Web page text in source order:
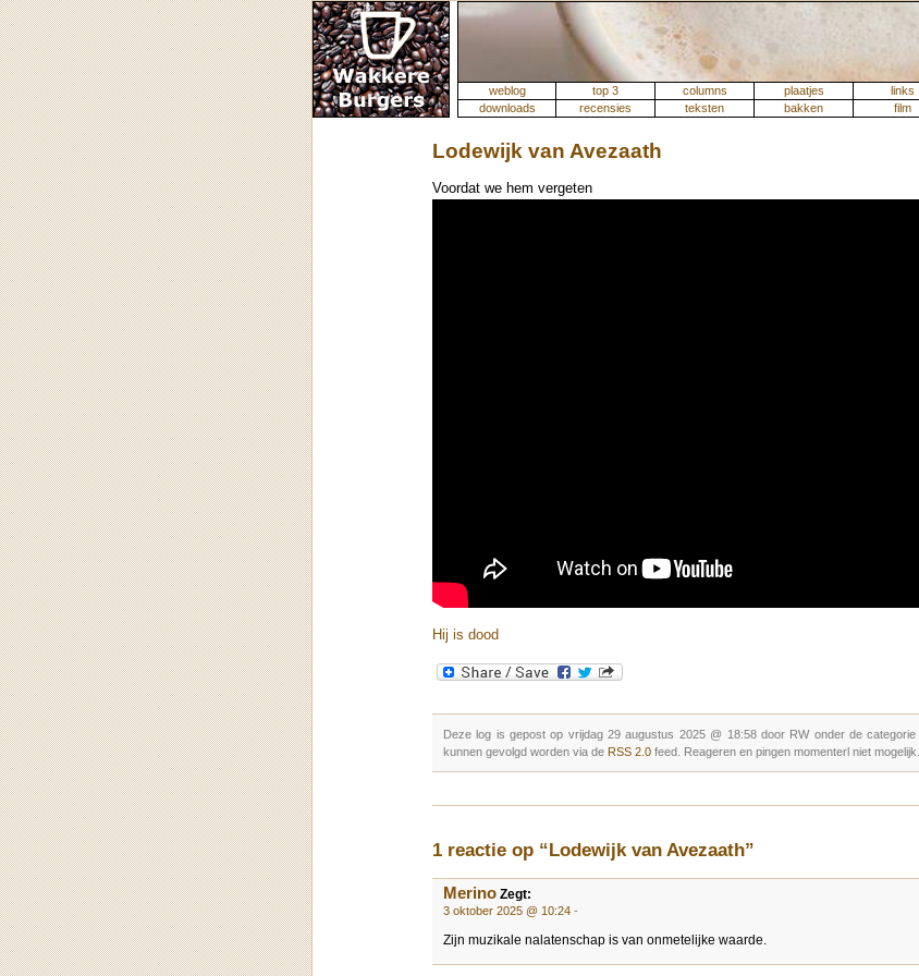
weblog top 3 columns plaatjes links
downloads
recensies teksten bakken film
Lodewijk van Avezaath
Voordat we hem vergeten
Hij is dood
Deze log is gepost op vrijdag 29 augustus 2025 @ 18:58 door RW onder de categorie
kunnen gevolgd worden via de RSS 2.0 feed. Reageren en pingen momenterl niet mogelijk.
1 reactie op “Lodewijk van Avezaath”
Merino Zegt:
3 oktober 2025 @ 10:24 -
Zijn muzikale nalatenschap is van onmetelijke waarde.